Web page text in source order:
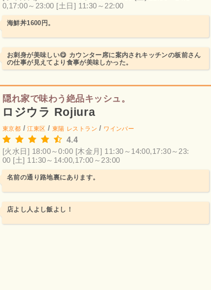
0,17:00～23:00 [土日] 11:30～22:00
海鮮丼1600円。
お刺身が美味しい😋 カウンター席に案内されキッチンの板前さん
の仕事が見えてより食事が美味しかった。
隠れ家で味わう絶品キッシュ。
ロジウラ Rojiura
東京都 /江東区 / 東陽 レストラン / ワインバー
4.4
[火水日] 18:00～0:00 [木金月] 11:30～14:00,17:30～23:
00 [土] 11:30～14:00,17:00～23:00
名前の通り路地裏にあります。
店よし人よし飯よし！